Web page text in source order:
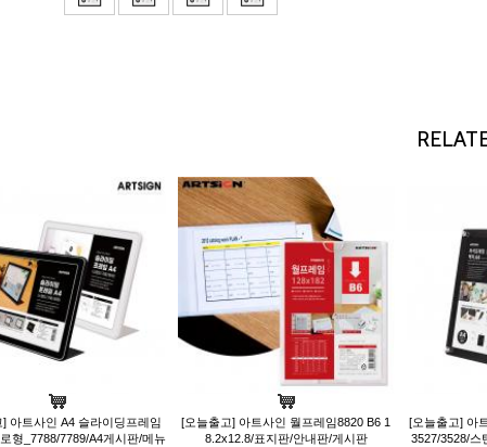
] 아트사인 A4 슬라이딩프레임
형_7788/7789/A4게시판/메뉴
[오늘출고] 아트사인 월프레임8820 B6 1
8.2x12.8/표지판/안내판/게시판
[오늘출고] 아
3527/3528/스